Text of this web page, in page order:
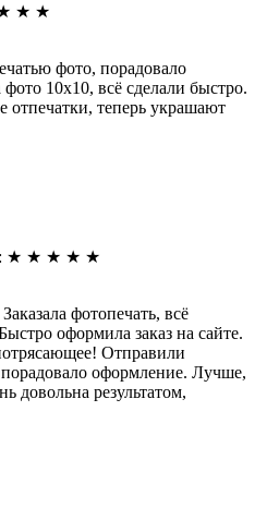
★ ★
фото, порадовало
фото 10х10, всё сделали быстро.
отпечатки, теперь украшают
: ★ ★ ★ ★ ★
фотопечать, всё
оформила заказ на сайте.
Отправили
оформление. Лучше,
довольна результатом,